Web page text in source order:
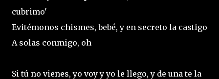
cubrimo'
Evitémonos chismes, bebé, y en secreto la castigo
A solas conmigo, oh
Si tú no vienes, yo voy y yo le llego, y de una te la